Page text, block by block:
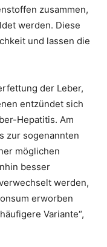
zusammen,
werden. Diese
und lassen die
der Leber,
entzündet sich
Hepatitis. Am
zur sogenannten
möglichen
besser
werden,
erworben
Variante“,